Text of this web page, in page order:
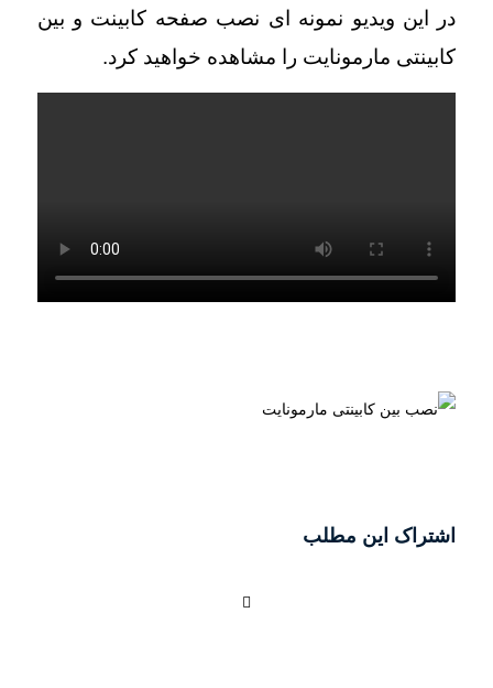
در این ویدیو نمونه ای نصب صفحه کابینت و بین
کابینتی مارمونایت را مشاهده خواهید کرد.
اشتراک این مطلب